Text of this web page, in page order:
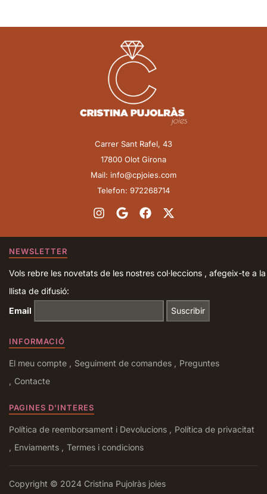
Carrer Sant Rafel, 43
17800 Olot Girona
Mail: info@cpjoies.com
Telefon: 972268714
NEWSLETTER
Vols rebre les novetats de les nostres col·leccions , afegeix-te a la
llista de difusió:
Email
INFORMACIÓ
El meu compte Seguiment de comandes
Preguntes
Contacte
PAGINES D'INTERES
Política de reemborsament i Devolucions
Política de privacitat
Enviaments
Termes i condicions
Copyright © 2024 Cristina Pujolràs joies